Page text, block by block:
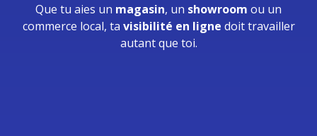
Que tu aies un magasin, un showroom ou un
commerce local, ta visibilité en ligne doit travailler
autant que toi.